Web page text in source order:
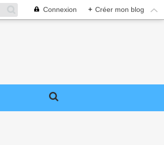
Connexion + Créer mon blog